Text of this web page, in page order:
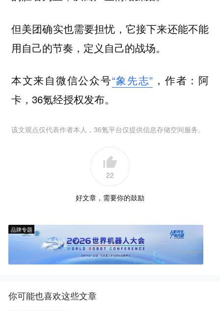
但美团确实也需要担忧，它接下来还能不能
用自己的节奏，定义自己的战场。
本文来自微信公众号“象先志” ，作者：阿
卡，36氪经授权发布。
该文观点仅代表作者本人，36氪平台仅提供信息存储空间服务。
22
好文章，需要你的鼓励
品牌专题
你可能也喜欢这些文章